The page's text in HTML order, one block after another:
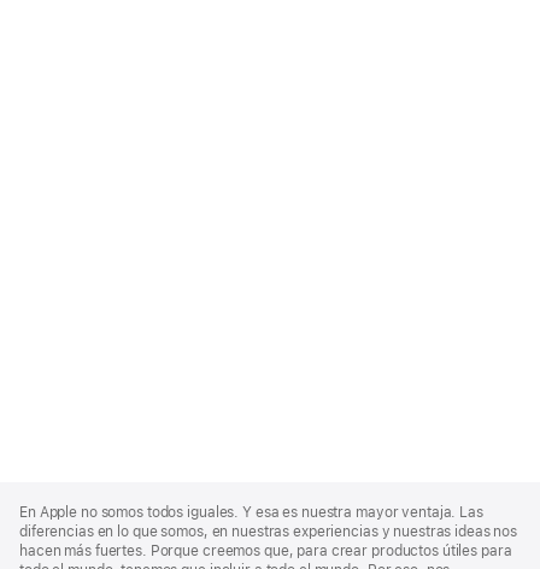
Footer
En Apple no somos todos iguales. Y esa es nuestra mayor ventaja. Las
diferencias en lo que somos, en nuestras experiencias y nuestras ideas nos
hacen más fuertes. Porque creemos que, para crear productos útiles para